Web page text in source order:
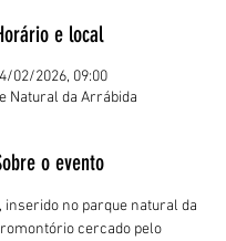
e local
02/2026, 09:00
Natural da Arrábida
o evento
inserido no parque natural da
cercado pelo